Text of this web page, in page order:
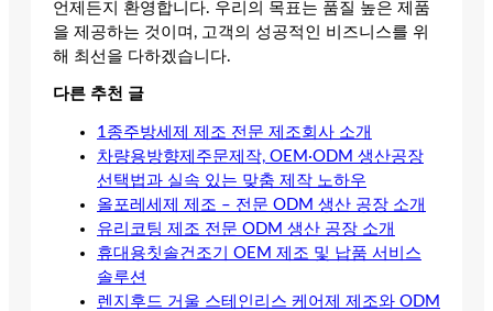
언제든지 환영합니다. 우리의 목표는 품질 높은 제품
을 제공하는 것이며, 고객의 성공적인 비즈니스를 위
해 최선을 다하겠습니다.
다른 추천 글
1종주방세제 제조 전문 제조회사 소개
차량용방향제주문제작, OEM·ODM 생산공장
선택법과 실속 있는 맞춤 제작 노하우
올포레세제 제조 – 전문 ODM 생산 공장 소개
유리코팅 제조 전문 ODM 생산 공장 소개
휴대용칫솔건조기 OEM 제조 및 납품 서비스
솔루션
렌지후드 거울 스테인리스 케어제 제조와 ODM